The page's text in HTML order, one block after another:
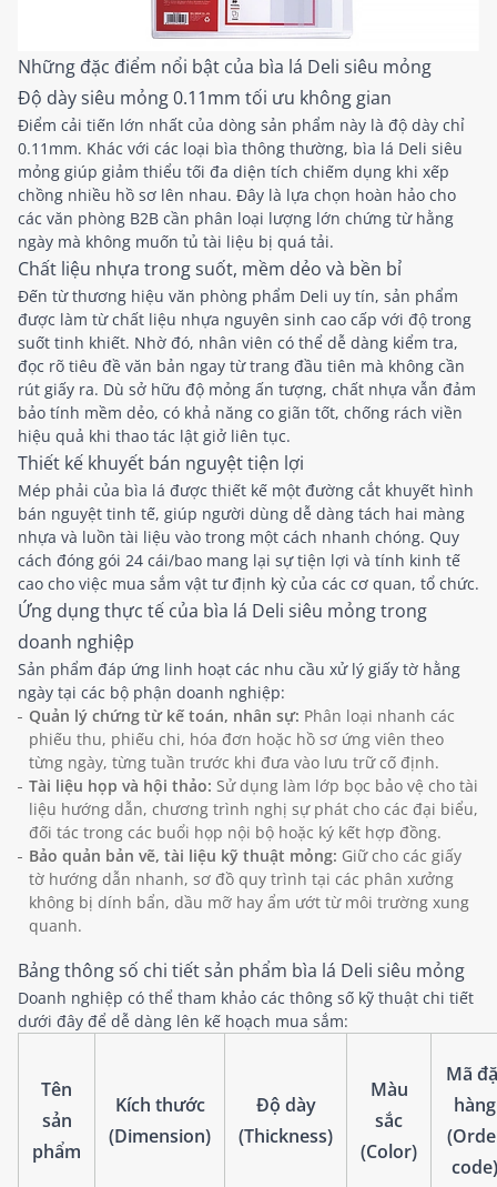
Những đặc điểm nổi bật của bìa lá Deli siêu mỏng
Độ dày siêu mỏng 0.11mm tối ưu không gian
Điểm cải tiến lớn nhất của dòng sản phẩm này là độ dày chỉ
0.11mm. Khác với các loại bìa thông thường, bìa lá Deli siêu
mỏng giúp giảm thiểu tối đa diện tích chiếm dụng khi xếp
chồng nhiều hồ sơ lên nhau. Đây là lựa chọn hoàn hảo cho
các văn phòng B2B cần phân loại lượng lớn chứng từ hằng
ngày mà không muốn tủ tài liệu bị quá tải.
Chất liệu nhựa trong suốt, mềm dẻo và bền bỉ
Đến từ thương hiệu văn phòng phẩm Deli uy tín, sản phẩm
được làm từ chất liệu nhựa nguyên sinh cao cấp với độ trong
suốt tinh khiết. Nhờ đó, nhân viên có thể dễ dàng kiểm tra,
đọc rõ tiêu đề văn bản ngay từ trang đầu tiên mà không cần
rút giấy ra. Dù sở hữu độ mỏng ấn tượng, chất nhựa vẫn đảm
bảo tính mềm dẻo, có khả năng co giãn tốt, chống rách viền
hiệu quả khi thao tác lật giở liên tục.
Thiết kế khuyết bán nguyệt tiện lợi
Mép phải của bìa lá được thiết kế một đường cắt khuyết hình
bán nguyệt tinh tế, giúp người dùng dễ dàng tách hai màng
nhựa và luồn tài liệu vào trong một cách nhanh chóng. Quy
cách đóng gói 24 cái/bao mang lại sự tiện lợi và tính kinh tế
cao cho việc mua sắm vật tư định kỳ của các cơ quan, tổ chức.
Ứng dụng thực tế của bìa lá Deli siêu mỏng trong
doanh nghiệp
Sản phẩm đáp ứng linh hoạt các nhu cầu xử lý giấy tờ hằng
ngày tại các bộ phận doanh nghiệp:
Quản lý chứng từ kế toán, nhân sự: Phân loại nhanh các
phiếu thu, phiếu chi, hóa đơn hoặc hồ sơ ứng viên theo
từng ngày, từng tuần trước khi đưa vào lưu trữ cố định.
Tài liệu họp và hội thảo: Sử dụng làm lớp bọc bảo vệ cho tài
liệu hướng dẫn, chương trình nghị sự phát cho các đại biểu,
đối tác trong các buổi họp nội bộ hoặc ký kết hợp đồng.
Bảo quản bản vẽ, tài liệu kỹ thuật mỏng: Giữ cho các giấy
tờ hướng dẫn nhanh, sơ đồ quy trình tại các phân xưởng
không bị dính bẩn, dầu mỡ hay ẩm ướt từ môi trường xung
quanh.
Bảng thông số chi tiết sản phẩm bìa lá Deli siêu mỏng
Doanh nghiệp có thể tham khảo các thông số kỹ thuật chi tiết
dưới đây để dễ dàng lên kế hoạch mua sắm:
Tên
sản
phẩm
Kích thước
(Dimension)
Độ dày
(Thickness)
Màu
sắc
(Color)
Mã
hàng
code)